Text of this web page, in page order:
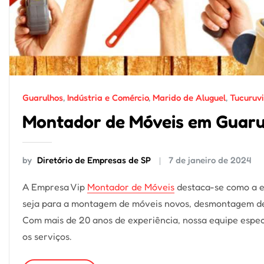
Guarulhos, Indústria e Comércio, Marido de Aluguel, Tucuruvi
Montador de Móveis em
by Diretório de Empresas de SP 7 de janeiro de 2024
A Empresa Vip Montador de Móveis destaca-se como a
seja para a montagem de móveis novos, desmontagem
Com mais de 20 anos de experiência, nossa equipe
os serviços.